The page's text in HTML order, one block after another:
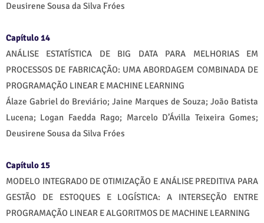
Deusirene Sousa da Silva Fróes
Capítulo 14
ANÁLISE ESTATÍSTICA DE BIG DATA PARA MELHORIAS EM
PROCESSOS DE FABRICAÇÃO: UMA ABORDAGEM COMBINADA DE
PROGRAMAÇÃO LINEAR E MACHINE LEARNING
Álaze Gabriel do Breviário; Jaine Marques de Souza; João Batista
Lucena; Logan Faedda Rago; Marcelo D’Ávilla Teixeira Gomes;
Deusirene Sousa da Silva Fróes
Capítulo 15
MODELO INTEGRADO DE OTIMIZAÇÃO E ANÁLISE PREDITIVA PARA
GESTÃO DE ESTOQUES E LOGÍSTICA: A INTERSEÇÃO ENTRE
PROGRAMAÇÃO LINEAR E ALGORITMOS DE MACHINE LEARNING